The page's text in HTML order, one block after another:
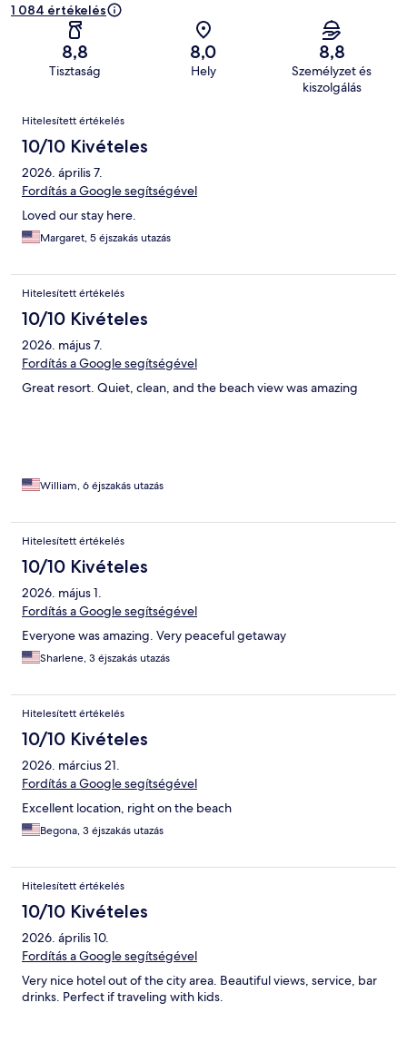
1 084 értékelés
8,8
Tisztaság
8,0
Hely
8,8
Személyzet és
kiszolgálás
Értékelések
Hitelesített értékelés
10/10 Kivételes
2026. április 7.
Fordítás a Google segítségével
Loved our stay here.
Margaret, 5 éjszakás utazás
Hitelesített értékelés
10/10 Kivételes
2026. május 7.
Fordítás a Google segítségével
Great resort. Quiet, clean, and the beach view was amazing
William, 6 éjszakás utazás
Hitelesített értékelés
10/10 Kivételes
2026. május 1.
Fordítás a Google segítségével
Everyone was amazing. Very peaceful getaway
Sharlene, 3 éjszakás utazás
Hitelesített értékelés
10/10 Kivételes
2026. március 21.
Fordítás a Google segítségével
Excellent location, right on the beach
Begona, 3 éjszakás utazás
Hitelesített értékelés
10/10 Kivételes
2026. április 10.
Fordítás a Google segítségével
Very nice hotel out of the city area. Beautiful views, service, bar
drinks. Perfect if traveling with kids.